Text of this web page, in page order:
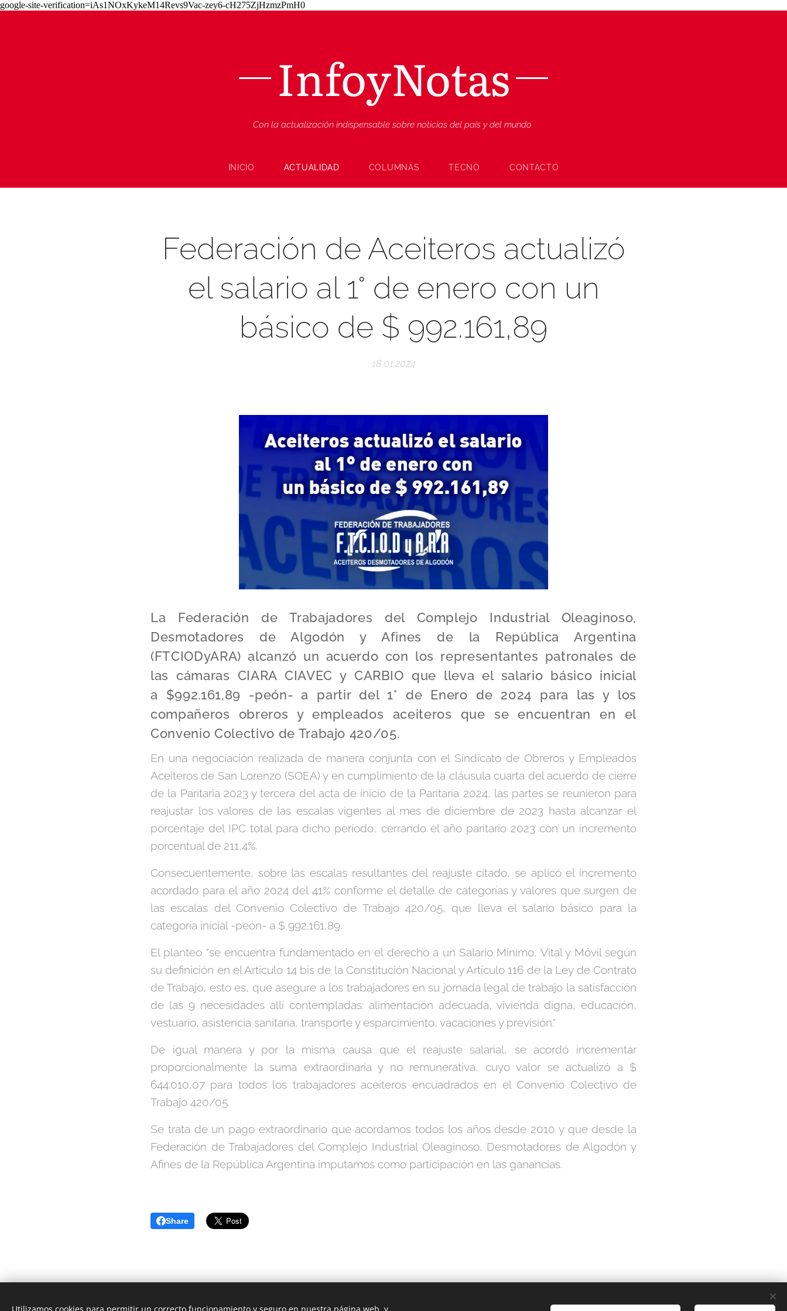
google-site-verification=iAs1NOxKykeM14Revs9Vac-zey6-cH275ZjHzmzPmH0
InfoyNotas
Con la actualización indispensable sobre noticias del país y del mundo
INICIO ACTUALIDAD COLUMNAS TECNO CONTACTO
Federación de Aceiteros actualizó
el salario al 1° de enero con un
básico de $ 992.161,89
18.01.2024
La Federación de Trabajadores del Complejo Industrial Oleaginoso,
Desmotadores de Algodón y Afines de la República Argentina
(FTCIODyARA) alcanzó un acuerdo con los representantes patronales de
las cámaras CIARA CIAVEC y CARBIO que lleva el salario básico inicial
a $992.161,89 -peón- a partir del 1° de Enero de 2024 para las y los
compañeros obreros y empleados aceiteros que se encuentran en el
Convenio Colectivo de Trabajo 420/05.
En una negociación realizada de manera conjunta con el Sindicato de Obreros y Empleados
Aceiteros de San Lorenzo (SOEA) y en cumplimiento de la cláusula cuarta del acuerdo de cierre
de la Paritaria 2023 y tercera del acta de inicio de la Paritaria 2024, las partes se reunieron para
reajustar los valores de las escalas vigentes al mes de diciembre de 2023 hasta alcanzar el
porcentaje del IPC total para dicho período, cerrando el año paritario 2023 con un incremento
porcentual de 211,4%.
Consecuentemente, sobre las escalas resultantes del reajuste citado, se aplicó el incremento
acordado para el año 2024 del 41% conforme el detalle de categorías y valores que surgen de
las escalas del Convenio Colectivo de Trabajo 420/05, que lleva el salario básico para la
categoría inicial -peón- a $ 992.161,89.
El planteo "se encuentra fundamentado en el derecho a un Salario Mínimo, Vital y Móvil según
su definición en el Artículo 14 bis de la Constitución Nacional y Artículo 116 de la Ley de Contrato
de Trabajo, esto es, que asegure a los trabajadores en su jornada legal de trabajo la satisfacción
de las 9 necesidades allí contempladas: alimentación adecuada, vivienda digna, educación,
vestuario, asistencia sanitaria, transporte y esparcimiento, vacaciones y previsión."
De igual manera y por la misma causa que el reajuste salarial, se acordó incrementar
proporcionalmente la suma extraordinaria y no remunerativa, cuyo valor se actualizó a $
644.010,07 para todos los trabajadores aceiteros encuadrados en el Convenio Colectivo de
Trabajo 420/05.
Se trata de un pago extraordinario que acordamos todos los años desde 2010 y que desde la
Federación de Trabajadores del Complejo Industrial Oleaginoso, Desmotadores de Algodón y
Afines de la República Argentina imputamos como participación en las ganancias.
Share